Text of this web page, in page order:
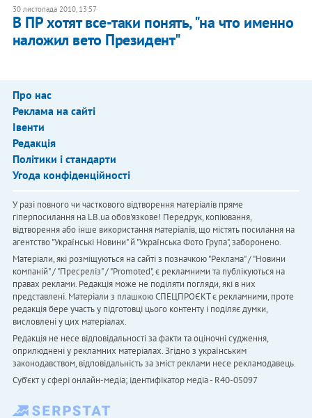
30 листопада 2010, 13:57
В ПР хотят все-таки понять, "на что именно
наложил вето Президент"
Про нас
Реклама на сайті
Івенти
Редакція
Політики і стандарти
Угода конфіденційності
У разі повного чи часткового відтворення матеріалів пряме
гіперпосилання на LB.ua обов'язкове! Передрук, копіювання,
відтворення або інше використання матеріалів, що містять посилання на
агентство "Українськi Новини" й "Українська Фото Група", заборонено.
Матеріали, які розміщуються на сайті з позначкою "Реклама" / "Новини
компаній" / "Пресреліз" / "Promoted", є рекламними та публікуються на
правах реклами. Редакція може не поділяти погляди, які в них
представлені. Матеріали з плашкою СПЕЦПРОЄКТ є рекламними, проте
редакція бере участь у підготовці цього контенту і поділяє думки,
висловлені у цих матеріалах.
Редакція не несе відповідальності за факти та оціночні судження,
оприлюднені у рекламних матеріалах. Згідно з українським
законодавством, відповідальність за зміст реклами несе рекламодавець.
Cуб'єкт у сфері онлайн-медіа; ідентифікатор медіа - R40-05097